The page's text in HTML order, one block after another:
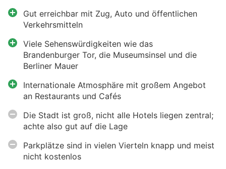
Gut erreichbar mit Zug, Auto und öffentlichen
Verkehrsmitteln
Viele Sehenswürdigkeiten wie das
Brandenburger Tor, die Museumsinsel und die
Berliner Mauer
Internationale Atmosphäre mit großem Angebot
an Restaurants und Cafés
Die Stadt ist groß, nicht alle Hotels liegen zentral;
achte also gut auf die Lage
Parkplätze sind in vielen Vierteln knapp und meist
nicht kostenlos